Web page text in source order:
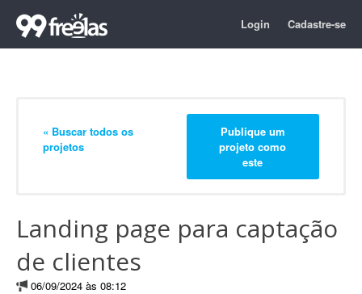
Login Cadastre-se
« Buscar todos os
projetos
Publique um
projeto como
este
Landing page para captação
de clientes
06/09/2024 às 08:12